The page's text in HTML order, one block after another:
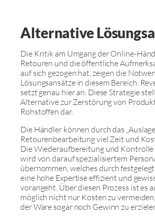
Alternative
Die Kritik am Umgang der Online-
Retouren und die öffentliche
auf sich gezogen hat, zeigen die
Lösungsansätze in diesem Bereich.
setzt genau hier an. Diese Strategie
Alternative zur Zerstörung von
Rohstoffen dar.
Die Händler können durch das
Retourenbearbeitung viel Zeit und
Die Wiederaufbereitung und
wird von darauf spezialisiertem
übernommen, welches durch
eine hohe Expertise effizient und
vorangeht. Über diesen Prozess ist es
möglich nicht nur Kosten zu
der Ware sogar noch Gewinn zu